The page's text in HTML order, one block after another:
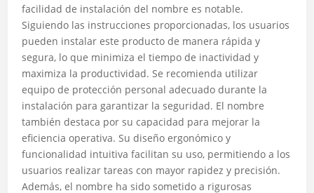
facilidad de instalación del nombre es notable.
Siguiendo las instrucciones proporcionadas, los usuarios
pueden instalar este producto de manera rápida y
segura, lo que minimiza el tiempo de inactividad y
maximiza la productividad. Se recomienda utilizar
equipo de protección personal adecuado durante la
instalación para garantizar la seguridad. El nombre
también destaca por su capacidad para mejorar la
eficiencia operativa. Su diseño ergonómico y
funcionalidad intuitiva facilitan su uso, permitiendo a los
usuarios realizar tareas con mayor rapidez y precisión.
Además, el nombre ha sido sometido a rigurosas